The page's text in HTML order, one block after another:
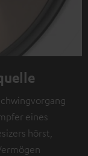
eines
hörst,